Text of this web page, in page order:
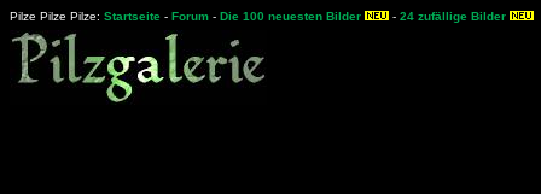
Pilze Pilze Pilze: Startseite - Forum - Die 100 neuesten Bilder - 24 zufällige Bilder